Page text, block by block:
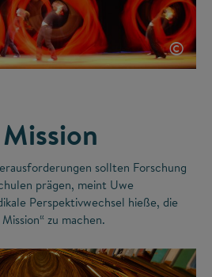
©
sollten Forschung
prägen, meint Uwe
Perspektivwechsel hieße, die
zu machen.